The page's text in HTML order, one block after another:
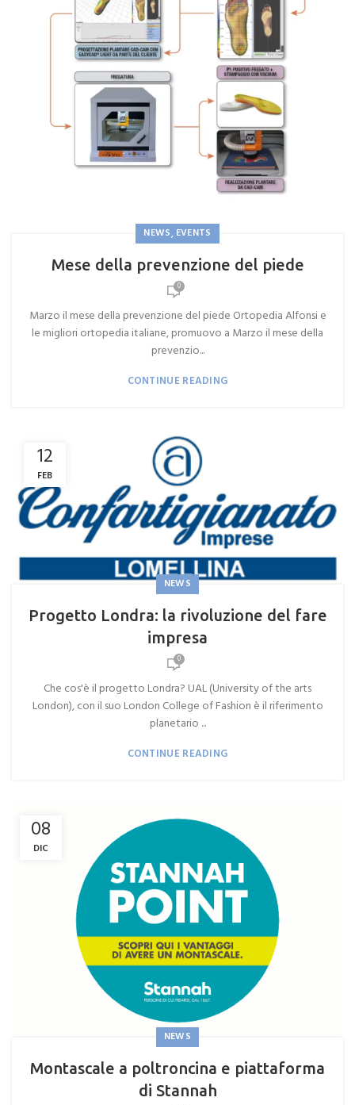
NEWS, EVENTS
Mese della prevenzione del piede
0
Marzo il mese della prevenzione del piede Ortopedia Alfonsi e
le migliori ortopedia italiane, promuovo a Marzo il mese della
prevenzio...
CONTINUE READING
12
FEB
NEWS
Progetto Londra: la rivoluzione del fare
impresa
0
Che cos'è il progetto Londra? UAL (University of the arts
London), con il suo London College of Fashion è il riferimento
planetario ...
CONTINUE READING
08
DIC
NEWS
Montascale a poltroncina e piattaforma
di Stannah